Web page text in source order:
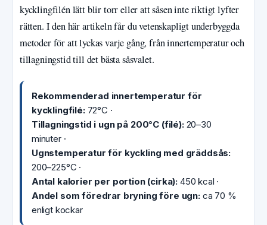
kycklingfilén lätt blir torr eller att såsen inte riktigt lyfter
rätten. I den här artikeln får du vetenskapligt underbyggda
metoder för att lyckas varje gång, från innertemperatur och
tillagningstid till det bästa såsvalet.
Rekommenderad innertemperatur för
kycklingfilé:72°C ·
Tillagningstid i ugn på 200°C (filé):20–30
minuter ·
Ugnstemperatur för kyckling med gräddsås:
200–225°C ·
Antal kalorier per portion (cirka): 450 kcal ·
Andel som föredrar bryning före ugn:ca 70 %
enligt kockar